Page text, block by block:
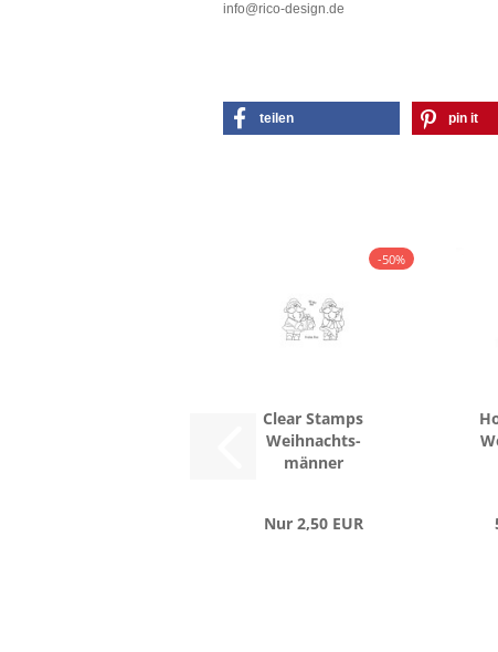
info@rico-design.de
teilen pin it
-50%
Clear Stamps
Weih­nachts­
män­ner
Nur 2,50 EUR